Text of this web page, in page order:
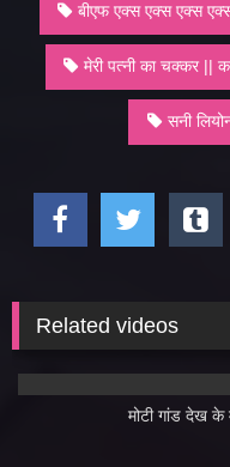
बीएफ एक्स एक्स एक्स
मेरी पत्नी का चक्कर ||
सनी
Related videos
मोटी गांड देख के